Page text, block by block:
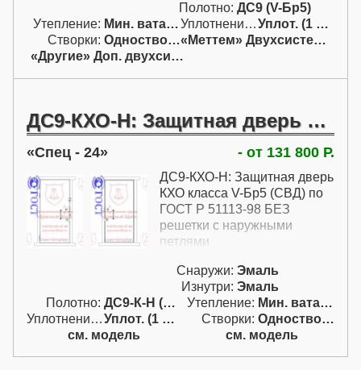
Полотно: ДС9 (V-Бр5)
Утепление:
Мин. вата / пенопл. Уплотнение:
Уплот. (1 конт.)
Створки:
Одностворчатая (А)
«Меттем» Двухсистемный
«Другие» Доп. двухсист.
ДС9-КХО-Н: Защитная дверь КХО класса V-Бр5 по ГОСТ Р 51113-98 БЕЗ решетки с наружными петлями
Спец - 24 - от 131 800 Р.
ДС9-КХО-Н: Защитная дверь
КХО класса V-Бр5 (СВД) по
ГОСТ Р 51113-98 БЕЗ
решетки с наружными
петлями
Снаружи: Эмаль
Изнутри: Эмаль
Полотно:
ДС9-К-Н (V-Бр5) Утепление:
Мин. вата / пенопл.
Уплотнение:
Уплот. (1 конт.) Створки:
Одностворчатая (А)
см. модель
см. модель